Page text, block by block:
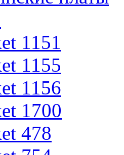
1151
1155
1156
1700
478